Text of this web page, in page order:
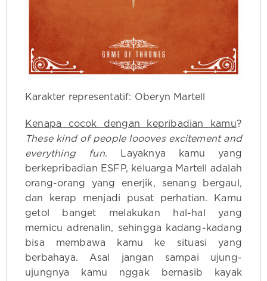
Karakter representatif: Oberyn Martell
Kenapa cocok dengan kepribadian kamu?
These kind of people loooves excitement and
everything fun. Layaknya kamu yang
berkepribadian ESFP, keluarga Martell adalah
orang-orang yang enerjik, senang bergaul,
dan kerap menjadi pusat perhatian. Kamu
getol banget melakukan hal-hal yang
memicu adrenalin, sehingga kadang-kadang
bisa membawa kamu ke situasi yang
berbahaya. Asal jangan sampai ujung-
ujungnya kamu nggak bernasib kayak